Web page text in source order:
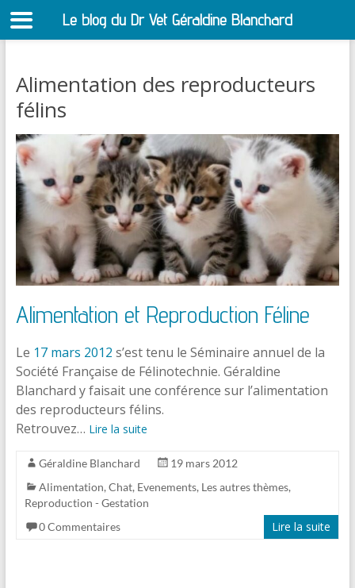
Alimentation des reproducteurs
félins
Alimentation et Reproduction Féline
Le 17 mars 2012 s’est tenu le Séminaire annuel de la
Société Française de Félinotechnie. Géraldine
Blanchard y faisait une conférence sur l’alimentation
des reproducteurs félins.
Retrouvez… Lire la suite
Géraldine Blanchard
19 mars 2012
Alimentation, Chat, Evenements, Les autres thèmes,
Reproduction - Gestation
0 Commentaires
Lire la suite
Le blog du Dr Vet Géraldine Blanchard